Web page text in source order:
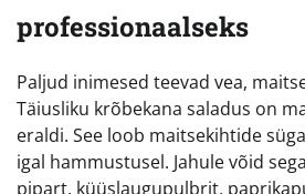
professionaalseks
Paljud inimesed teevad vea,
Täiusliku krõbekana saladus on
eraldi. See loob maitsekihtide
igal hammustusel. Jahule võid
pipart, küüslaugupulbrit,